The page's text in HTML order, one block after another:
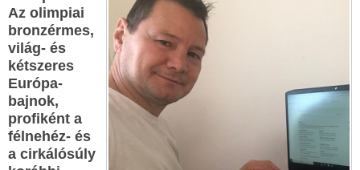
Az olimpiai
bronzérmes,
világ- és
kétszeres
Európa-
bajnok,
profiként a
félnehéz- és
a cirkálósúly